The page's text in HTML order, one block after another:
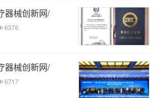
器械创新网/
6376
器械创新网/
6717